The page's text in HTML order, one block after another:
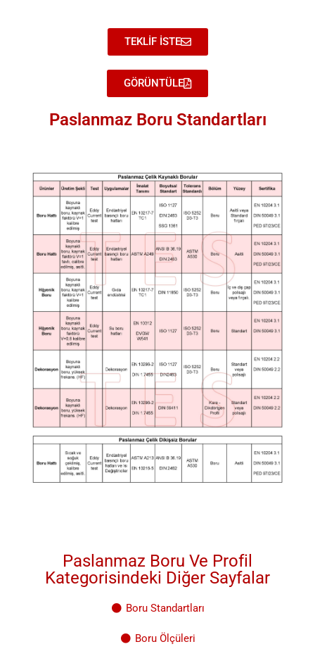
TEKLİF İSTE
GÖRÜNTÜLE
Paslanmaz Boru Standartları
Paslanmaz Boru Ve Profil
Kategorisindeki Diğer Sayfalar
Boru Standartları
Boru Ölçüleri